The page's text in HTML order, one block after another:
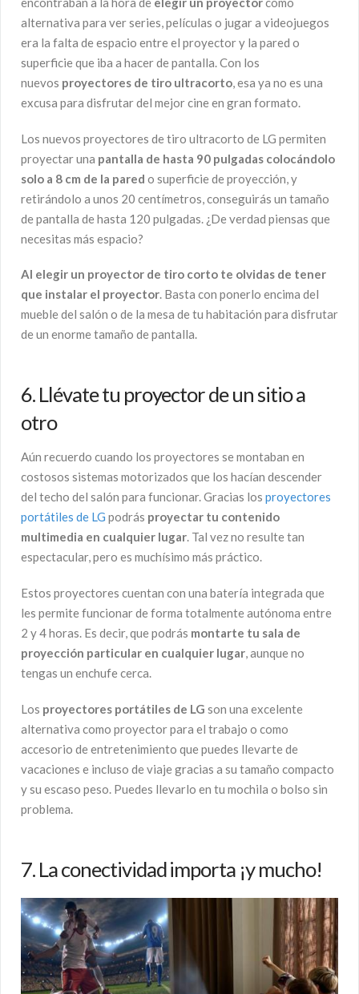
alternativa para ver series, películas o jugar a videojuegos
era la falta de espacio entre el proyector y la pared o
superficie que iba a hacer de pantalla. Con los
nuevos proyectores de tiro ultracorto, esa ya no es una
excusa para disfrutar del mejor cine en gran formato.
Los nuevos proyectores de tiro ultracorto de LG permiten
proyectar una pantalla de hasta 90 pulgadas colocándolo
solo a 8 cm de la pared o superficie de proyección, y
retirándolo a unos 20 centímetros, conseguirás un tamaño
de pantalla de hasta 120 pulgadas. ¿De verdad piensas que
necesitas más espacio?
Al elegir un proyector de tiro corto te olvidas de tener
que instalar el proyector. Basta con ponerlo encima del
mueble del salón o de la mesa de tu habitación para disfrutar
de un enorme tamaño de pantalla.
6. Llévate tu proyector de un sitio a
otro
Aún recuerdo cuando los proyectores se montaban en
costosos sistemas motorizados que los hacían descender
del techo del salón para funcionar. Gracias los proyectores
portátiles de LG podrás proyectar tu contenido
multimedia en cualquier lugar. Tal vez no resulte tan
espectacular, pero es muchísimo más práctico.
Estos proyectores cuentan con una batería integrada que
les permite funcionar de forma totalmente autónoma entre
2 y 4 horas. Es decir, que podrás montarte tu sala de
proyección particular en cualquier lugar, aunque no
tengas un enchufe cerca.
Los proyectores portátiles de LG son una excelente
alternativa como proyector para el trabajo o como
accesorio de entretenimiento que puedes llevarte de
vacaciones e incluso de viaje gracias a su tamaño compacto
y su escaso peso. Puedes llevarlo en tu mochila o bolso sin
problema.
7. La conectividad importa ¡y mucho!